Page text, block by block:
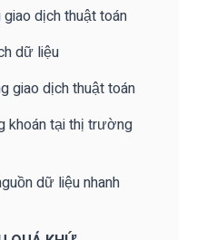
dịch thuật toán
dữ liệu
giao dịch thuật toán
khoán tại thị trường
dữ liệu nhanh